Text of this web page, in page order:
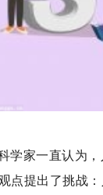
学家一直认为
点提出了挑战